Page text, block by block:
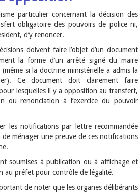
particulier concernant la décision des
obligatoire des pouvoirs de police ni,
d’y renoncer.
doivent faire l’objet d’un document
la forme d’un arrêté signé du maire
si la doctrine ministérielle a admis la
Ce document doit clairement faire
lesquelles il y a opposition au transfert,
ou renonciation à l’exercice du pouvoir
les notifications par lettre recommandée
de ménager une preuve de ces notifications
soumises à publication ou à affichage et
au préfet pour contrôle de légalité.
de noter que les organes délibérants